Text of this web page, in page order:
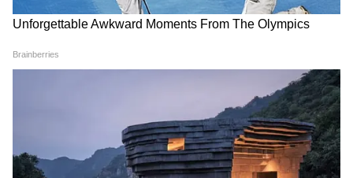
অন্নপূর্ণা যোজনা নিয়ে প্রশ্ন তুলে শুভেন্দুকে
Kunal on Annapurna
Annapurna Bhandar Payment |
প্রতিমাসে কত তারিখে ঢুকবে অন্নপূর্ণার ৩
হাজার টাকা?